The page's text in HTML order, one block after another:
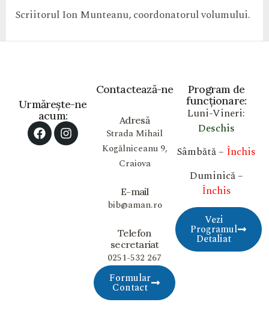
Scriitorul Ion Munteanu, coordonatorul volumului.
Program de
funcționare:
Luni-Vineri:
Deschis
Sâmbătă – Închis
Duminică –
Închis
Vezi
Programul
Detaliat
Contactează-ne
Adresă
Strada Mihail
Kogălniceanu 9,
Craiova
E-mail
bib@aman.ro
Telefon
secretariat
0251-532 267
Formular
Contact
Urmărește-ne
acum: